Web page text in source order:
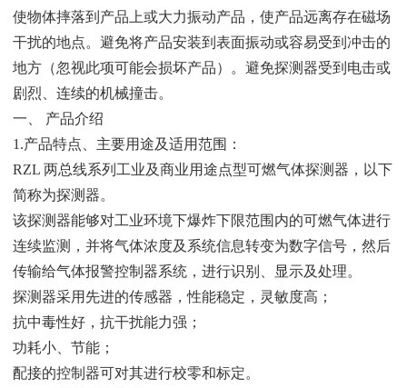
使物体摔落到产品上或大力振动产品，使产品远离存在磁场
干扰的地点。避免将产品安装到表面振动或容易受到冲击的
地方（忽视此项可能会损坏产品）。避免探测器受到电击或
剧烈、连续的机械撞击。
一、 产品介绍
1.产品特点、主要用途及适用范围：
RZL 两总线系列工业及商业用途点型可燃气体探测器，以下
简称为探测器。
该探测器能够对工业环境下爆炸下限范围内的可燃气体进行
连续监测，并将气体浓度及系统信息转变为数字信号，然后
传输给气体报警控制器系统，进行识别、显示及处理。
探测器采用先进的传感器，性能稳定，灵敏度高；
抗中毒性好，抗干扰能力强；
功耗小、节能；
配接的控制器可对其进行校零和标定。